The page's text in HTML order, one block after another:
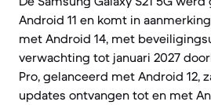
Android 11 en komt in
met Android 14, met
verwachting tot januari 2027
Pro, gelanceerd met Android 12,
updates ontvangen tot en met